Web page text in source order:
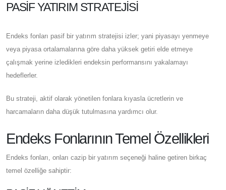
PASIF YATIRIM STRATEJISI
Endeks fonları pasif bir yatırım stratejisi izler; yani piyasayı yenmeye
veya piyasa ortalamalarına göre daha yüksek getiri elde etmeye
çalışmak yerine izledikleri endeksin performansını yakalamayı
hedeflerler.
Bu strateji, aktif olarak yönetilen fonlara kıyasla ücretlerin ve
harcamaların daha düşük tutulmasına yardımcı olur.
Endeks Fonlarının Temel Özellikleri
Endeks fonları, onları cazip bir yatırım seçeneği haline getiren birkaç
temel özelliğe sahiptir: